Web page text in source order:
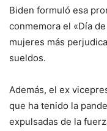
Biden formuló esa
conmemora el «Día
mujeres más
sueldos.
Además, el ex
que ha tenido la
expulsadas de la